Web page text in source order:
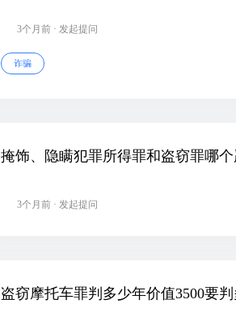
3个月前 · 发起提问
诈骗
掩饰、隐瞒犯罪所得罪和盗窃罪哪
3个月前 · 发起提问
盗窃摩托车罪判多少年价值3500要判